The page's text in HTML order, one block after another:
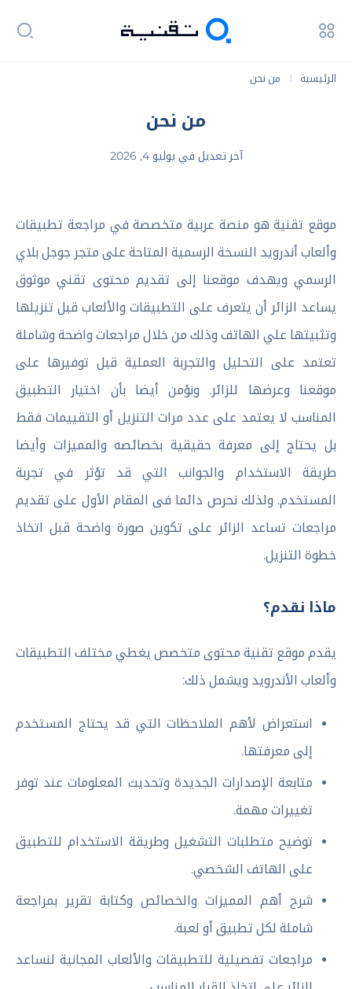
الرئيسية | من نحن
من نحن
آخر تعديل في يوليو 4, 2026
موقع تقنية هو منصة عربية متخصصة في مراجعة تطبيقات
وألعاب أندرويد النسخة الرسمية المتاحة على متجر جوجل بلاي
الرسمي ويهدف موقعنا إلى تقديم محتوى تقني موثوق
يساعد الزائر أن يتعرف على التطبيقات والألعاب قبل تنزيلها
وتثبيتها علي الهاتف وذلك من خلال مراجعات واضحة وشاملة
تعتمد على التحليل والتجربة العملية قبل توفيرها على
موقعنا وعرضها للزائر. ونؤمن أيضا بأن اختيار التطبيق
المناسب لا يعتمد على عدد مرات التنزيل أو التقييمات فقط
بل يحتاج إلى معرفة حقيقية بخصائصه والمميزات وأيضا
طريقة الاستخدام والجوانب التي قد تؤثر في تجربة
المستخدم. ولذلك نحرص دائما فى المقام الأول على تقديم
مراجعات تساعد الزائر على تكوين صورة واضحة قبل اتخاذ
خطوة التنزيل.
ماذا نقدم؟
يقدم موقع تقنية محتوى متخصص يغطي مختلف التطبيقات
وألعاب الأندرويد ويشمل ذلك:
استعراض لأهم الملاحظات التي قد يحتاج المستخدم
إلى معرفتها.
متابعة الإصدارات الجديدة وتحديث المعلومات عند توفر
تغييرات مهمة.
توضيح متطلبات التشغيل وطريقة الاستخدام للتطبيق
على الهاتف الشخصي.
شرح أهم المميزات والخصائص وكتابة تقرير بمراجعة
شاملة لكل تطبيق أو لعبة.
مراجعات تفصيلية للتطبيقات والألعاب المجانية لنساعد